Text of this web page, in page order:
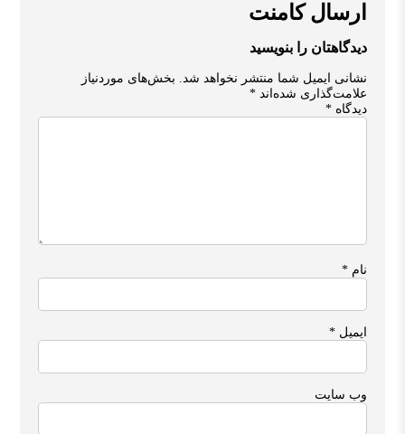
ارسال کامنت
دیدگاهتان را بنویسید
نشانی ایمیل شما منتشر نخواهد شد. بخش‌های موردنیاز
علامت‌گذاری شده‌اند*
دیدگاه*
نام*
ایمیل*
وب‌ سایت